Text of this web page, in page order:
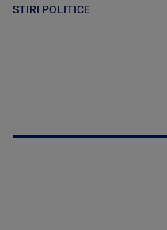
STIRI POLITICE